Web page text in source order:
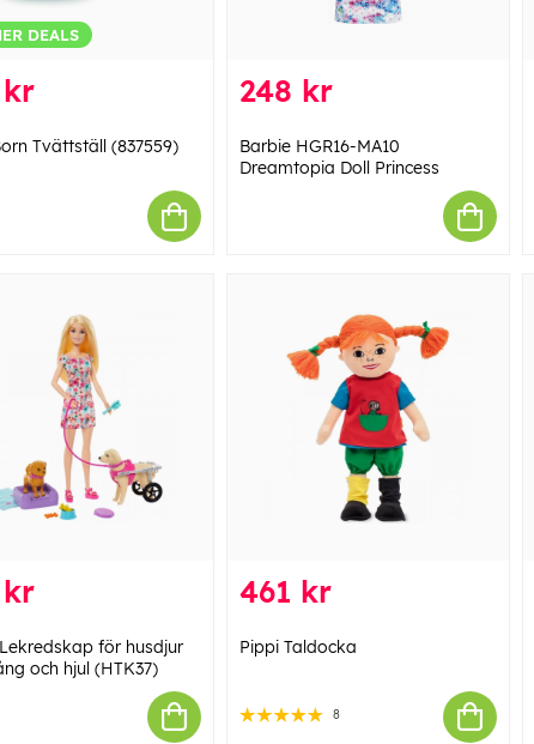
DEALS
kr
Tvättställ (837559)
248 kr
Barbie HGR16-MA10
Dreamtopia Doll Princess
kr
för husdjur
och hjul (HTK37)
461 kr
Pippi Taldocka
8